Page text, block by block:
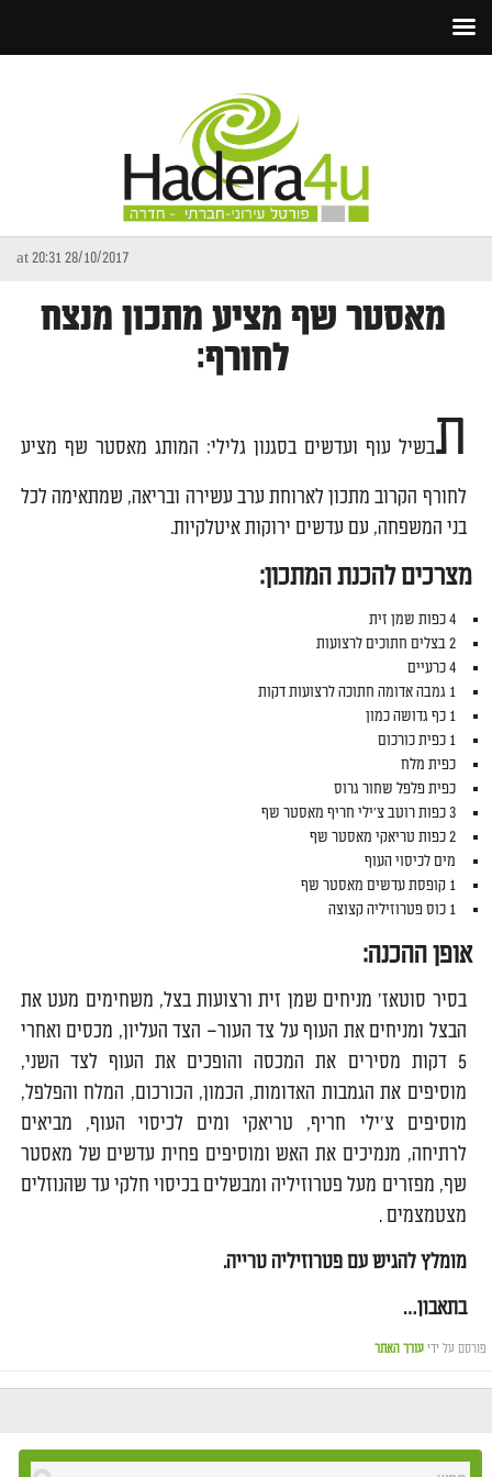
28/10/2017 at 20:31
מאסטר שף מציע מתכון מנצח
לחורף:
תבשיל עוף ועדשים בסגנון גלילי: המותג מאסטר שף מציע
לחורף הקרוב מתכון לארוחת ערב עשירה ובריאה, שמתאימה לכל
בני המשפחה, עם עדשים ירוקות איטלקיות.
מצרכים להכנת המתכון:
4 כפות שמן זית
2 בצלים חתוכים לרצועות
4 כרעיים
1 גמבה אדומה חתוכה לרצועות דקות
1 כף גדושה כמון
1 כפית כורכום
כפית מלח
כפית פלפל שחור גרוס
3 כפות רוטב צ'ילי חריף מאסטר שף
2 כפות טריאקי מאסטר שף
מים לכיסוי העוף
1 קופסת עדשים מאסטר שף
1 כוס פטרוזיליה קצוצה
אופן ההכנה:
בסיר סוטאז' מניחים שמן זית ורצועות בצל, משחימים מעט את
הבצל ומניחים את העוף על צד העור– הצד העליון, מכסים ואחרי
5 דקות מסירים את המכסה והופכים את העוף לצד השני,
מוסיפים את הגמבות האדומות, הכמון, הכורכום, המלח והפלפל,
מוסיפים
צ'ילי חריף, טריאקי ומים לכיסוי העוף, מביאים
לרתיחה, מנמיכים את האש ומוסיפים פחית עדשים של מאסטר
שף, מפזרים מעל פטרוזיליה ומבשלים בכיסוי חלקי עד שהנוזלים
מצטמצמים.
מומלץ להגיש עם פטרוזיליה טרייה.
בתאבון…
פורסם על ידי עורך האתר